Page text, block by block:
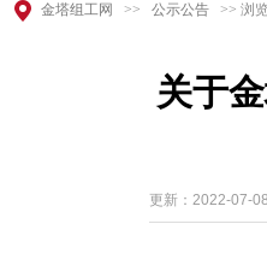
金塔组工网 >> 公示公告 >> 浏
关于
更新： 2022-07-08